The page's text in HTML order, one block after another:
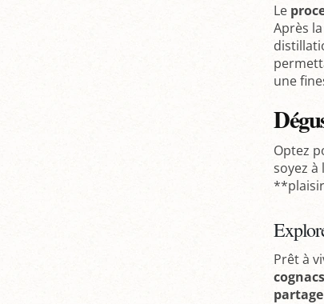
Le
Après
une
Optez
soyez
Prêt à
partage